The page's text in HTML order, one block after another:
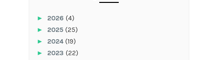
► 2026 (4)
► 2025 (25)
► 2024(19)
► 2023 (22)